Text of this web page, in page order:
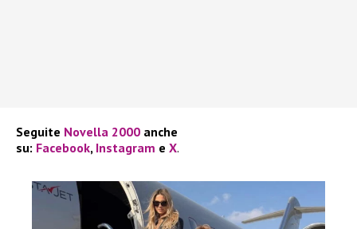
Seguite Novella 2000 anche
su: Facebook, Instagram e X.